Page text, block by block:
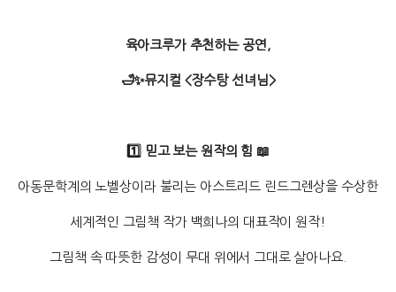
육아크루가 추천하는 공연,
🛁✨뮤지컬 <장수탕 선녀님>
1️⃣ 믿고 보는 원작의 힘 📖
아동문학계의 노벨상이라 불리는 아스트리드 린드그렌상을 수상한
세계적인 그림책 작가 백희나의 대표작이 원작!
그림책 속 따뜻한 감성이 무대 위에서 그대로 살아나요.